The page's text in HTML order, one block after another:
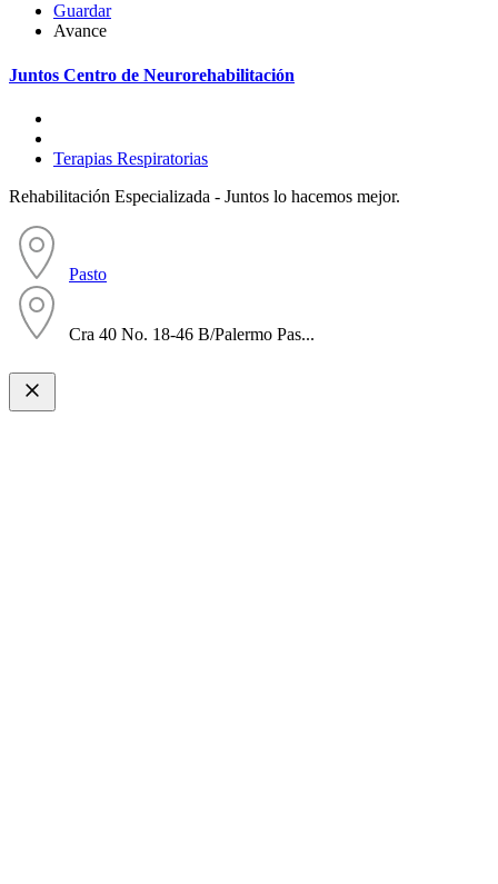
Guardar
Avance
Juntos Centro de Neurorehabilitación
Terapias Respiratorias
Rehabilitación Especializada - Juntos lo hacemos mejor.
Pasto
Cra 40 No. 18-46 B/Palermo Pas...